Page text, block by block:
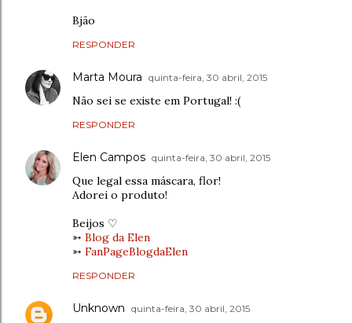
Bjão
RESPONDER
Marta Moura quinta-feira, 30 abril, 2015
Não sei se existe em Portugal! :(
RESPONDER
Elen Campos quinta-feira, 30 abril, 2015
Que legal essa máscara, flor!
Adorei o produto!
Beijos ♡
➳ Blog da Elen
➳ FanPageBlogdaElen
RESPONDER
Unknown quinta-feira, 30 abril, 2015